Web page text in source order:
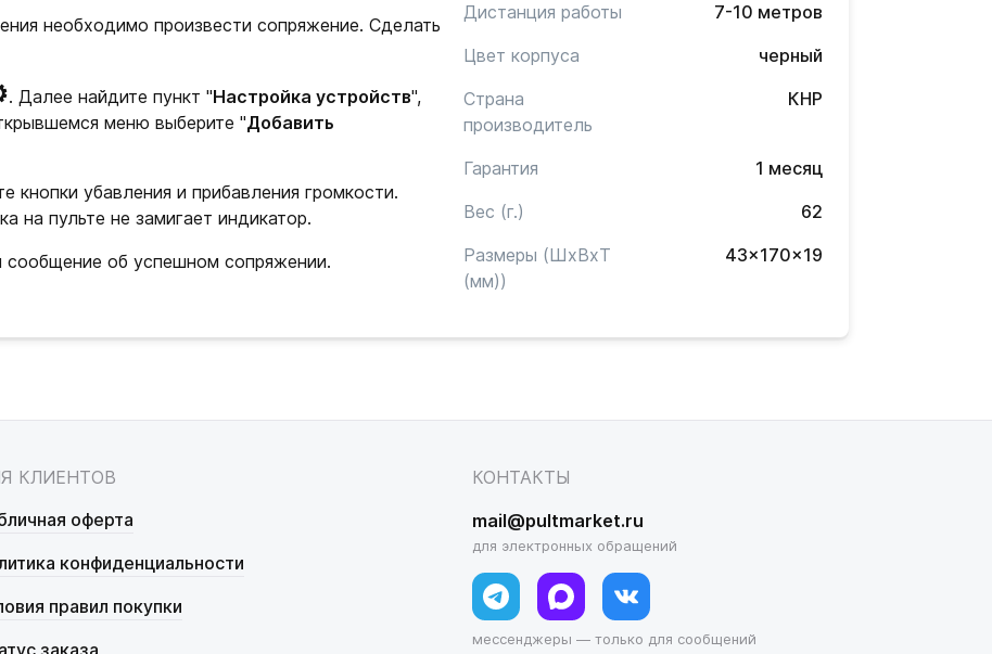
необходимо произвести сопряжение. Сделать
. Далее найдите пункт "Настройка устройств",
меню выберите "Добавить
кнопки убавления и прибавления громкости.
на пульте не замигает индикатор.
об успешном сопряжении.
Дистанция работы
7-10 метров
Цвет корпуса
черный
Страна
производитель
КНР
Гарантия
1 месяц
Вес (г.)
62
Размеры (ШxВxТ
(мм))
43x170x19
КЛИЕНТОВ
оферта
конфиденциальности
правил покупки
заказа
КОНТАКТЫ
mail@pultmarket.ru
для электронных обращений
мессенджеры — только для сообщений